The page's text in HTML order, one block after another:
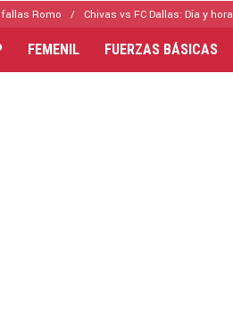
Romo Chivas vs FC Dallas: Día y hora
FEMENIL FUERZAS BÁSICAS